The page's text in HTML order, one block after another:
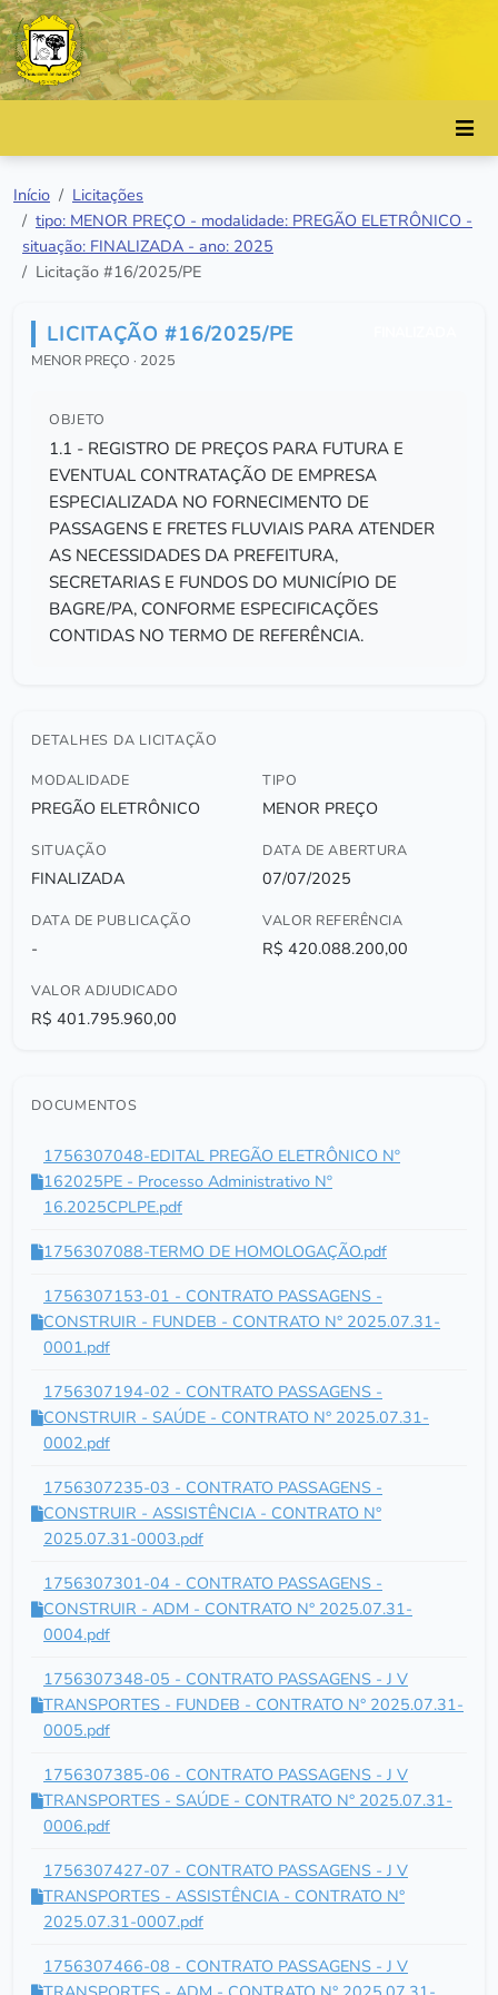
Início
Licitações
tipo: MENOR PREÇO - modalidade: PREGÃO ELETRÔNICO -
situação: FINALIZADA - ano: 2025
Licitação #16/2025/PE
LICITAÇÃO #16/2025/PE
MENOR PREÇO · 2025
OBJETO
1.1 - REGISTRO DE PREÇOS PARA FUTURA E
EVENTUAL CONTRATAÇÃO DE EMPRESA
ESPECIALIZADA NO FORNECIMENTO DE
PASSAGENS E FRETES FLUVIAIS PARA ATENDER
AS NECESSIDADES DA PREFEITURA,
SECRETARIAS E FUNDOS DO MUNICÍPIO DE
BAGRE/PA, CONFORME ESPECIFICAÇÕES
CONTIDAS NO TERMO DE REFERÊNCIA.
DETALHES DA LICITAÇÃO
MODALIDADE
PREGÃO ELETRÔNICO
TIPO
MENOR PREÇO
SITUAÇÃO
FINALIZADA
DATA DE ABERTURA
07/07/2025
DATA DE PUBLICAÇÃO
-
VALOR REFERÊNCIA
R$ 420.088.200,00
VALOR ADJUDICADO
R$ 401.795.960,00
DOCUMENTOS
1756307048-EDITAL PREGÃO ELETRÔNICO Nº
162025PE - Processo Administrativo Nº
16.2025CPLPE.pdf
1756307088-TERMO DE HOMOLOGAÇÃO.pdf
1756307153-01 - CONTRATO PASSAGENS -
CONSTRUIR - FUNDEB - CONTRATO N° 2025.07.31-
0001.pdf
1756307194-02 - CONTRATO PASSAGENS -
CONSTRUIR - SAÚDE - CONTRATO N° 2025.07.31-
0002.pdf
1756307235-03 - CONTRATO PASSAGENS -
CONSTRUIR - ASSISTÊNCIA - CONTRATO N°
2025.07.31-0003.pdf
1756307301-04 - CONTRATO PASSAGENS -
CONSTRUIR - ADM - CONTRATO N° 2025.07.31-
0004.pdf
1756307348-05 - CONTRATO PASSAGENS - J V
TRANSPORTES - FUNDEB - CONTRATO N° 2025.07.31-
0005.pdf
1756307385-06 - CONTRATO PASSAGENS - J V
TRANSPORTES - SAÚDE - CONTRATO N° 2025.07.31-
0006.pdf
1756307427-07 - CONTRATO PASSAGENS - J V
TRANSPORTES - ASSISTÊNCIA - CONTRATO N°
2025.07.31-0007.pdf
1756307466-08 - CONTRATO PASSAGENS - J V